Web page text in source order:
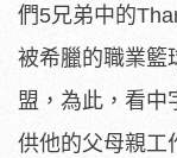
們5兄弟中的
被希臘的職業籃
盟，為此，看中
供他的父母親工